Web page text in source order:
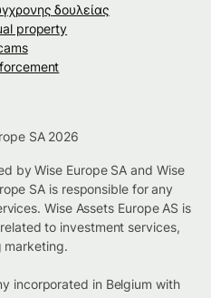
δουλείας
property
SA 2026
by Wise Europe SA and Wise
SA is responsible for any
Wise Assets Europe AS is
to investment services,
marketing.
incorporated in Belgium with